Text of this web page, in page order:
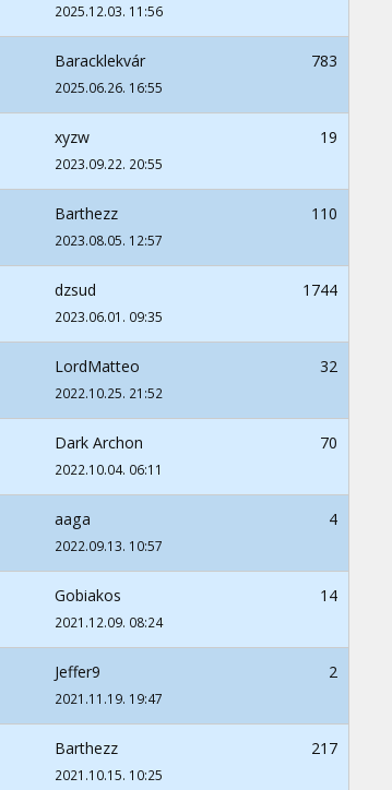
2025.12.03. 11:56
Baracklekvár
2025.06.26. 16:55
783
xyzw
2023.09.22. 20:55
19
Barthezz
2023.08.05. 12:57
110
dzsud
2023.06.01. 09:35
1744
LordMatteo
2022.10.25. 21:52
32
Dark Archon
2022.10.04. 06:11
70
aaga
2022.09.13. 10:57
4
Gobiakos
2021.12.09. 08:24
14
Jeffer9
2021.11.19. 19:47
2
Barthezz
2021.10.15. 10:25
217